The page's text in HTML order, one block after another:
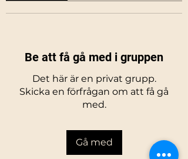
Be att få gå med i gruppen
Det här är en privat grupp.
Skicka en förfrågan om att få gå
med.
Gå med